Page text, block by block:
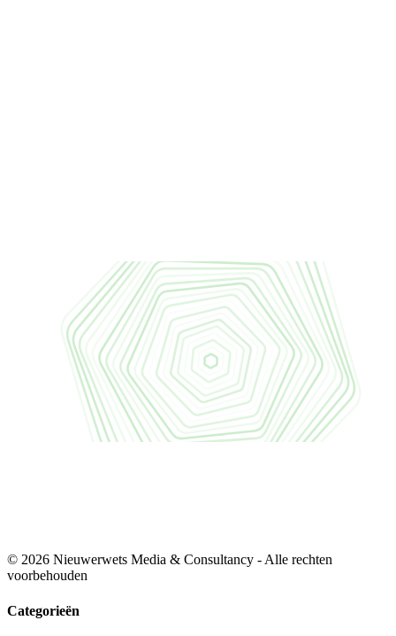
© 2026 Nieuwerwets Media & Consultancy - Alle rechten
voorbehouden
Categorieën